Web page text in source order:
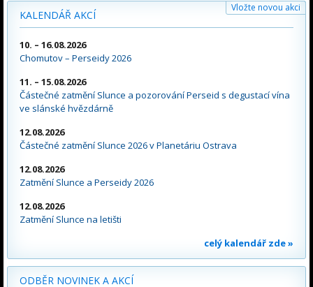
KALENDÁŘ AKCÍ
Vložte novou akci
10. – 16.08.2026
Chomutov – Perseidy 2026
11. – 15.08.2026
Částečné zatmění Slunce a pozorování Perseid s degustací vína
ve slánské hvězdárně
12.08.2026
Částečné zatmění Slunce 2026 v Planetáriu Ostrava
12.08.2026
Zatmění Slunce a Perseidy 2026
12.08.2026
Zatmění Slunce na letišti
celý kalendář zde »
ODBĚR NOVINEK A AKCÍ